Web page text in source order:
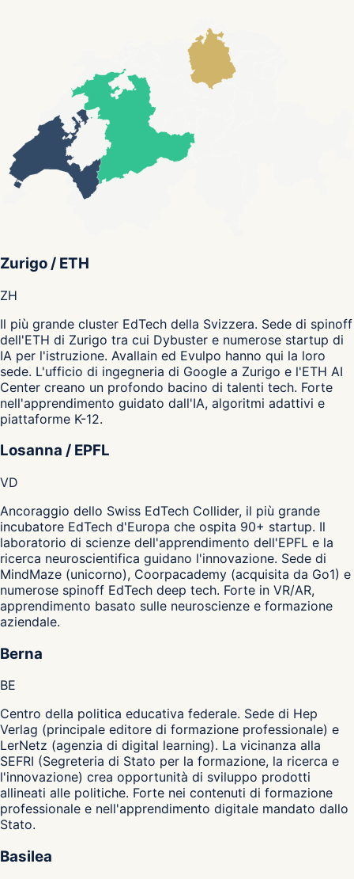
Zurigo / ETH
ZH
Il più grande cluster EdTech della Svizzera. Sede di spinoff
dell'ETH di Zurigo tra cui Dybuster e numerose startup di
IA per l'istruzione. Avallain ed Evulpo hanno qui la loro
sede. L'ufficio di ingegneria di Google a Zurigo e l'ETH AI
Center creano un profondo bacino di talenti tech. Forte
nell'apprendimento guidato dall'IA, algoritmi adattivi e
piattaforme K-12.
Losanna / EPFL
VD
Ancoraggio dello Swiss EdTech Collider, il più grande
incubatore EdTech d'Europa che ospita 90+ startup. Il
laboratorio di scienze dell'apprendimento dell'EPFL e la
ricerca neuroscientifica guidano l'innovazione. Sede di
MindMaze (unicorno), Coorpacademy (acquisita da Go1) e
numerose spinoff EdTech deep tech. Forte in VR/AR,
apprendimento basato sulle neuroscienze e formazione
aziendale.
Berna
BE
Centro della politica educativa federale. Sede di Hep
Verlag (principale editore di formazione professionale) e
LerNetz (agenzia di digital learning). La vicinanza alla
SEFRI (Segreteria di Stato per la formazione, la ricerca e
l'innovazione) crea opportunità di sviluppo prodotti
allineati alle politiche. Forte nei contenuti di formazione
professionale e nell'apprendimento digitale mandato dallo
Stato.
Basilea